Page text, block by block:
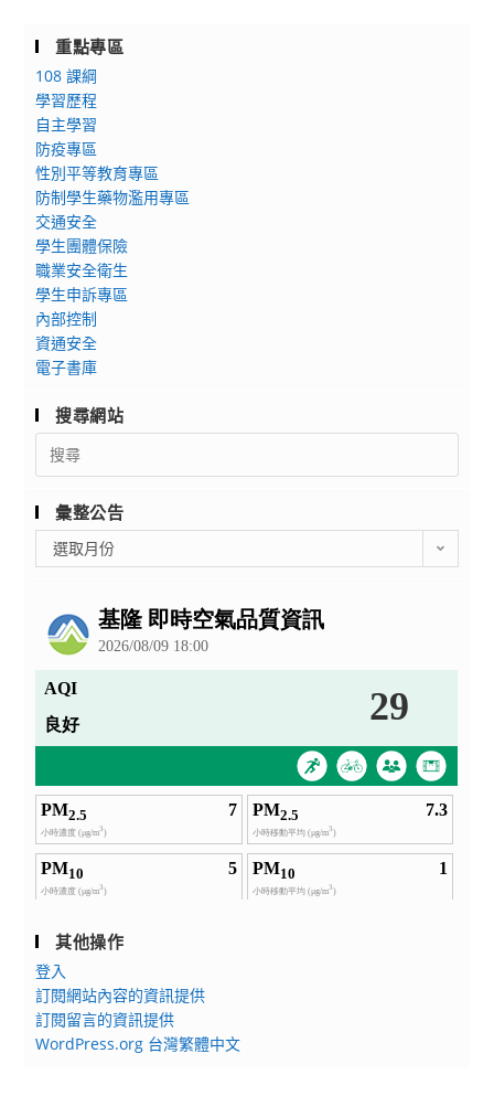
重點專區
108 課綱
學習歷程
自主學習
防疫專區
性別平等教育專區
防制學生藥物濫用專區
交通安全
學生團體保險
職業安全衛生
學生申訴專區
內部控制
資通安全
電子書庫
搜尋網站
Search
for:
彙整公告
整
選取月份
其他操作
登入
訂閱網站內容的資訊提供
訂閱留言的資訊提供
WordPress.org 台灣繁體中文